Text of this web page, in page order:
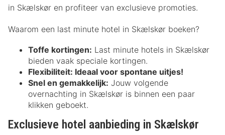
in Skælskør en profiteer van exclusieve promoties.
Waarom een last minute hotel in Skælskør boeken?
Toffe kortingen: Last minute hotels in Skælskør
bieden vaak speciale kortingen.
Flexibiliteit: Ideaal voor spontane uitjes!
Snel en gemakkelijk: Jouw volgende
overnachting in Skælskør is binnen een paar
klikken geboekt.
Exclusieve hotel aanbieding in Skælskør